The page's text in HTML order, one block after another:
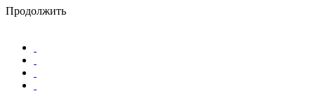
Продолжить